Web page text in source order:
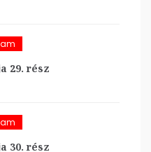
29. rész
30. rész